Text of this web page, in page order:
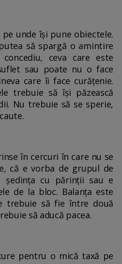
unde își pune obiectele.
să spargă o amintire
ceva care este
sau poate nu o face
care îi face curățenie.
trebuie să își păzească
Nu trebuie să se sperie,
în cercuri în care nu se
că e vorba de grupul de
ședința cu părinții sau e
de la bloc. Balanța este
trebuie să fie între două
să aducă pacea.
pentru o mică taxă pe